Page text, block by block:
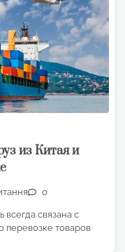
из Китая и
0
связана с
перевозке товаров